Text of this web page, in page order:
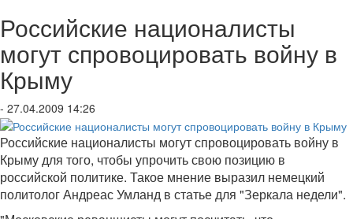
Российские националисты
могут спровоцировать войну в
Крыму
- 27.04.2009 14:26
Российские националисты могут спровоцировать войну в
Крыму для того, чтобы упрочить свою позицию в
российской политике. Такое мнение выразил немецкий
политолог Андреас Умланд в статье для "Зеркала недели".